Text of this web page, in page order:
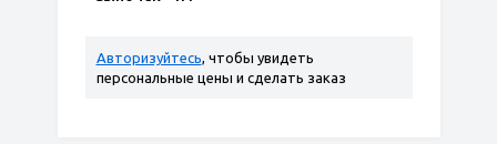
Авторизуйтесь, чтобы увидеть
персональные цены и сделать заказ